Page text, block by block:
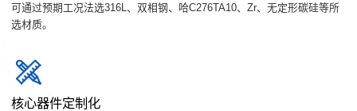
可通过预期工况法选316L、双相钢、哈C276TA10、Zr、无定形碳硅等所
选材质。
核心器件定制化